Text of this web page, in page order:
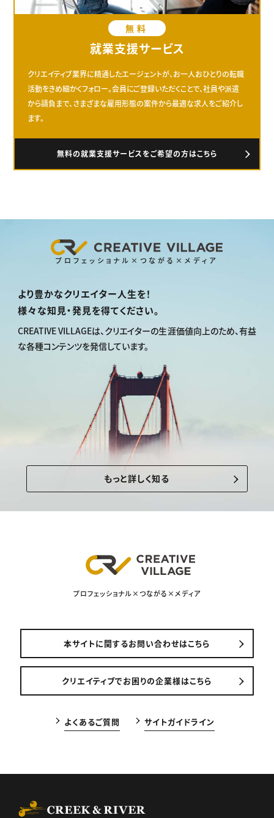
無料
就業支援サービス
クリエイティブ業界に精通したエージェントが、お一人おひとりの転職
活動をきめ細かくフォロー。会員にご登録いただくことで、社員や派遣
から請負まで、さまざまな雇用形態の案件から最適な求人をご紹介し
ます。
無料の就業支援サービスをご希望の方はこちら
プロフェッショナル×つながる×メディア
より豊かなクリエイター人生を！
様々な知見・発見を得てください。
CREATIVE VILLAGEは、 クリエイターの生涯価値向上のため、有益
な各種コンテンツを発信しています。
もっと詳しく知る
プロフェッショナル×つながる×メディア
本サイトに関するお問い合わせはこちら
クリエイティブでお困りの企業様はこちら
よくあるご質問 サイトガイドライン